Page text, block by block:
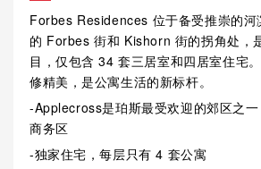
Forbes Residences 位于备受推崇的
的 Forbes 街和 Kishorn 街的拐角处，
目，仅包含 34 套三居室和四居室住宅
修精美，是公寓生活的新标杆。
-Applecross是珀斯最受欢迎的郊区之
商务区
-独家住宅，每层只有 4 套公寓